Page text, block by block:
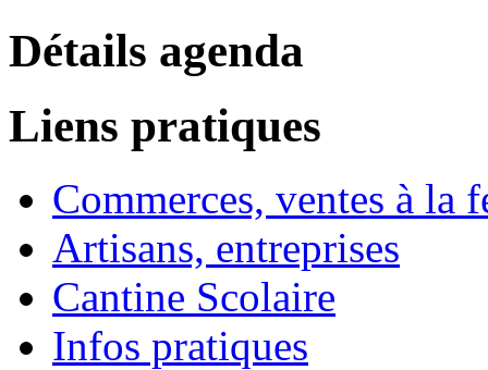
Détails agenda
Liens pratiques
Commerces, ventes à la
Artisans, entreprises
Cantine Scolaire
Infos pratiques